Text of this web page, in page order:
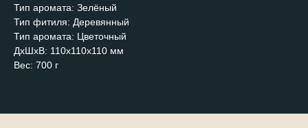
Тип аромата: Зелёный
Тип фитиля: Деревянный
Тип аромата: Цветочный
ДxШxВ: 110x110x110 мм
Вес: 700 г